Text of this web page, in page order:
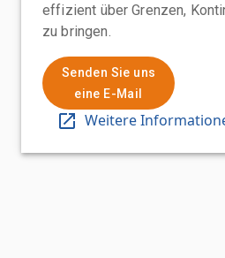
effizient über Grenzen,
zu bringen.
Senden Sie uns
eine E-Mail
Weitere